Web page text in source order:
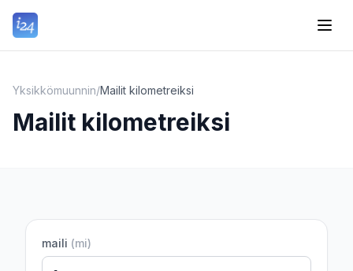
Yksikkömuunnin/Mailit kilometreiksi
Mailit kilometreiksi
maili (mi)